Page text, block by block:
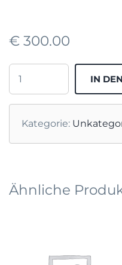
€ 300.00
WERBEBUDGET
MENGE
IN
Kategorie:
Ähnliche